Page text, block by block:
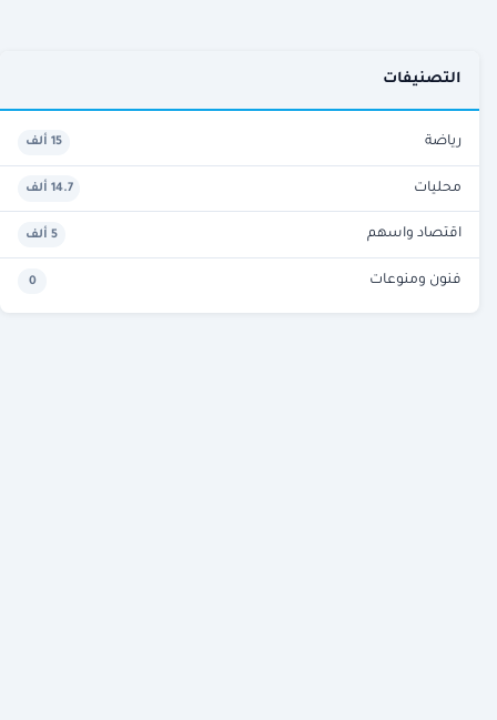
التصنيفات
رياضة 15 ألف
محليات 14.7 ألف
اقتصاد واسهم 5 ألف
فنون ومنوعات 0